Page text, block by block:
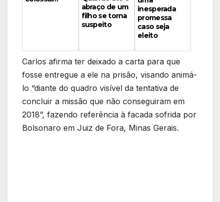
abraço de um
filho se torna
suspeito
inesperada
promessa
caso seja
eleito
Carlos afirma ter deixado a carta para que
fosse entregue a ele na prisão, visando animá-
lo “diante do quadro visível da tentativa de
concluir a missão que não conseguiram em
2018”, fazendo referência à facada sofrida por
Bolsonaro em Juiz de Fora, Minas Gerais.